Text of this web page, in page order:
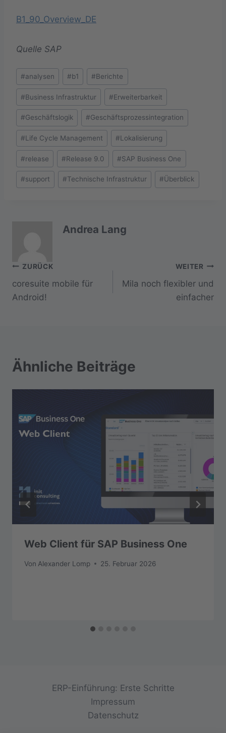
B1_90_Overview_DE
Quelle SAP
Schlagworte:
#analysen #b1 #Berichte
#Business Infrastruktur #Erweiterbarkeit
#Geschäftslogik #Geschäftsprozessintegration
#Life Cycle Management #Lokalisierung
#release #Release 9.0 #SAP Business One
#support #Technische Infrastruktur #Überblick
Andrea Lang
Beitragsnavigation
ZURÜCK
coresuite mobile für
Android!
WEITER
Mila noch flexibler und
einfacher
Ähnliche Beiträge
Web Client für SAP Business One
Von Alexander Lomp 25. Februar 2026
ERP-Einführung: Erste Schritte
Impressum
Datenschutz